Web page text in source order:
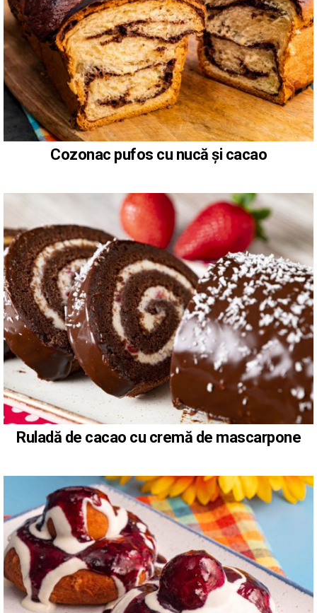
Cozonac pufos cu nucă și cacao
Ruladă de cacao cu cremă de mascarpone